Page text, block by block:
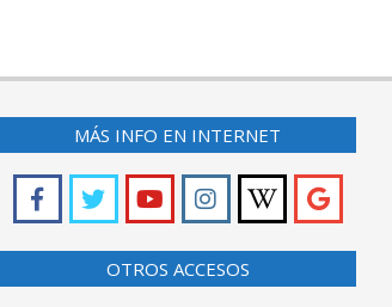
MÁS INFO EN INTERNET
OTROS ACCESOS